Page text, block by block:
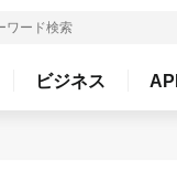
ビジネス